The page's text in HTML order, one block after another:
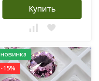
Купить
новинка
-15%